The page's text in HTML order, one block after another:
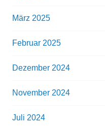
März 2025
Februar 2025
Dezember 2024
November 2024
Juli 2024